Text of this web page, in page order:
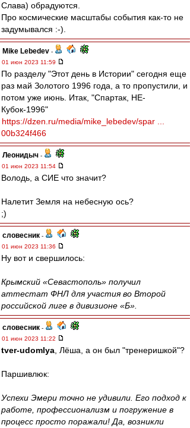
Слава) обрадуются.
Про космические масштабы события как-то не
задумывался :-).
Mike Lebedev -
01 июн 2023 11:59
По разделу "Этот день в Истории" сегодня еще
раз май Золотого 1996 года, а то пропустили, и
потом уже июнь. Итак, "Спартак, НЕ-
Кубок-1996"
https://dzen.ru/media/mike_lebedev/spar ...
00b324f466
Леонидыч -
01 июн 2023 11:54
Володь, а СИЕ что значит?
Налетит Земля на небесную ось?
;)
словесник -
01 июн 2023 11:36
Ну вот и свершилось:
Крымский «Севастополь» получил
аттестат ФНЛ для участия во Второй
российской лиге в дивизионе «Б».
словесник -
01 июн 2023 11:22
tver-udomlya , Лёша, а он был "тренеришкой"?
Паршивлюк:
Успехи Эмери точно не удивили. Его подход к
работе, профессионализм и погружение в
процесс просто поражали! Да, возникли